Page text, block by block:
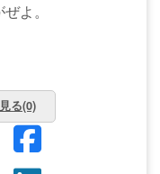
よ。
る(0)